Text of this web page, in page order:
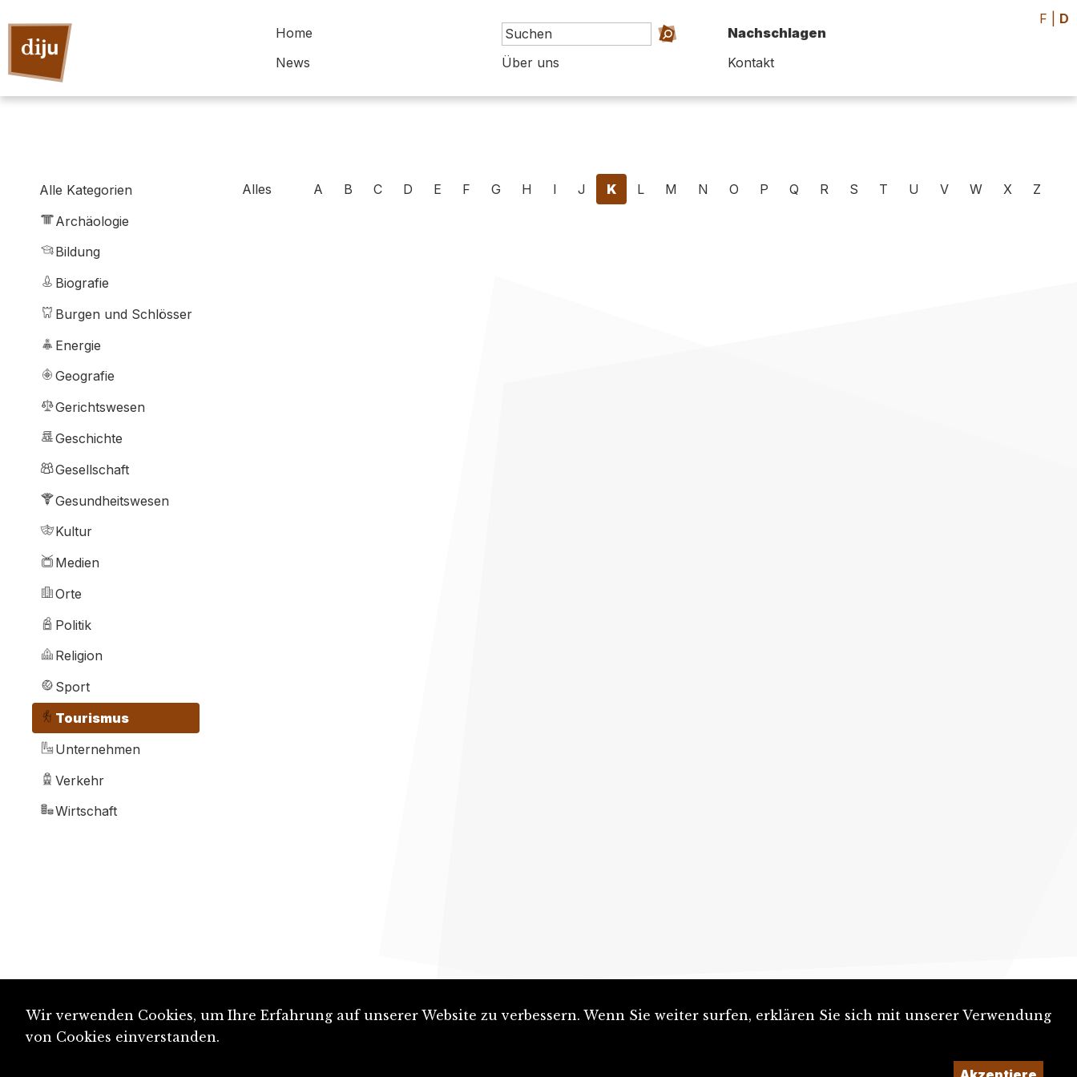
Home
Nachschlagen
News
Über uns Kontakt
F D
Alle Kategorien
Archäologie
Bildung
Biografie
Burgen und Schlösser
Energie
Geografie
Gerichtswesen
Geschichte
Gesellschaft
Gesundheitswesen
Kultur
Medien
Orte
Politik
Religion
Sport
Tourismus
Unternehmen
Verkehr
Wirtschaft
Alles A B C D E F G H I J K L M N O P Q R S T U V W X Z
Wir verwenden Cookies, um Ihre Erfahrung auf unserer Website zu verbessern. Wenn Sie weiter surfen, erklären Sie sich mit unserer Verwendung
von Cookies einverstanden.